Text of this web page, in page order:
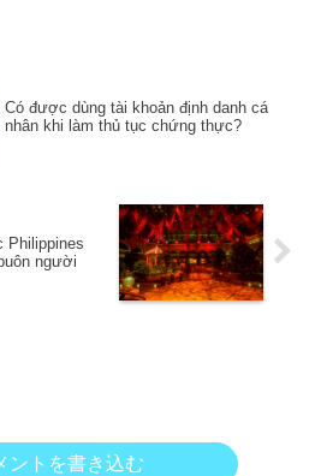
Có được dùng tài khoản định danh cá
nhân khi làm thủ tục chứng thực?
Philippines
người
ントを書き込む